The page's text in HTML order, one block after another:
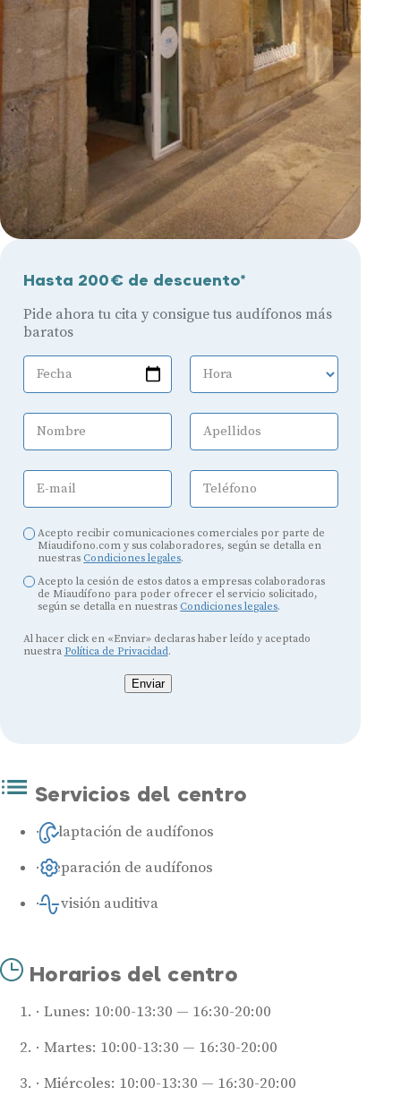
Hasta 200€ de descuento*
Pide ahora tu cita y consigue tus audífonos más
baratos
Fecha Hora
Nombre Apellidos
E-mail Teléfono
Acepto recibir comunicaciones comerciales por parte de
Miaudifono.com y sus colaboradores, según se detalla en
nuestras Condiciones legales.
Acepto la cesión de estos datos a empresas colaboradoras
de Miaudífono para poder ofrecer el servicio solicitado,
según se detalla en nuestras Condiciones legales.
Al hacer click en «Enviar» declaras haber leído y aceptado
nuestra Política de Privacidad.
Enviar
Servicios del centro
Adaptación de audífonos
Reparación de audífonos
Revisión auditiva
Horarios del centro
Lunes: 10:00-13:30 — 16:30-20:00
Martes: 10:00-13:30 — 16:30-20:00
Miércoles: 10:00-13:30 — 16:30-20:00
Tipos de audífonos para la sordera
Audífonos baratos
Audífonos bluetooth